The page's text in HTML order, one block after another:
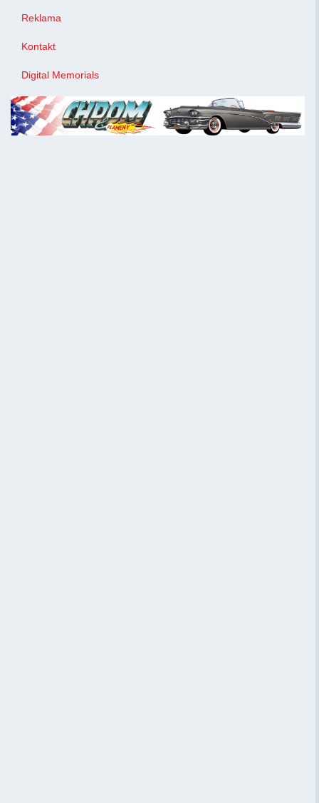
Reklama
Kontakt
Digital Memorials